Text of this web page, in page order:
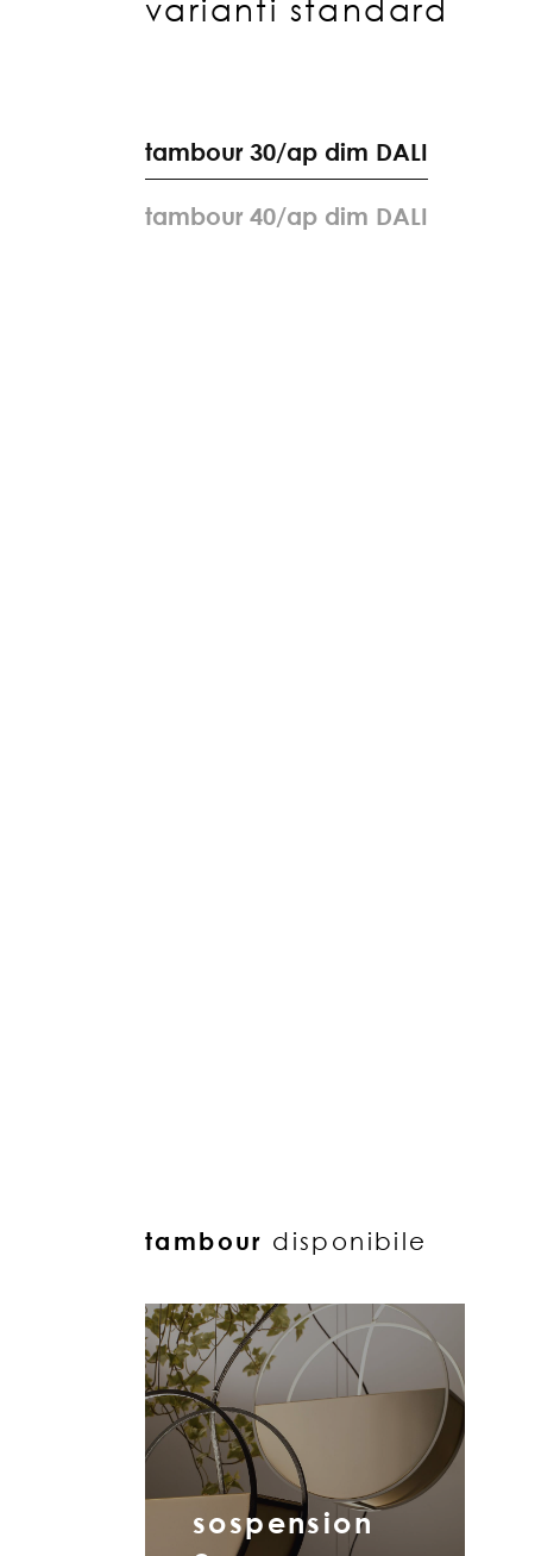
varianti standard
tambour 30/ap dim DAL I
tambour 40/ap dim DAL I
tambour disponibile
sospension